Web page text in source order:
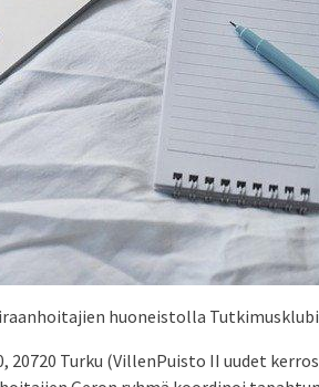
huoneistolla
20720 Turku (VillenPuisto II uudet